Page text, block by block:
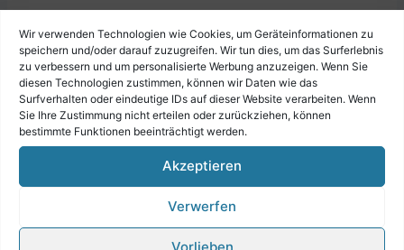
Wir verwenden Technologien wie Cookies, um Geräteinformationen zu
speichern und/oder darauf zuzugreifen. Wir tun dies, um das Surferlebnis
zu verbessern und um personalisierte Werbung anzuzeigen. Wenn Sie
diesen Technologien zustimmen, können wir Daten wie das
Surfverhalten oder eindeutige IDs auf dieser Website verarbeiten. Wenn
Sie Ihre Zustimmung nicht erteilen oder zurückziehen, können
bestimmte Funktionen beeinträchtigt werden.
Akzeptieren
Verwerfen